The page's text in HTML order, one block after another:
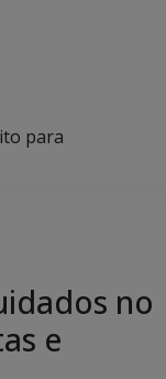
para
no
e